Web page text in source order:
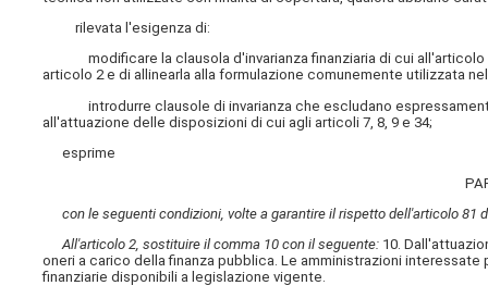
rilevata l'esigenza di:
modificare la clausola d'invarianza finanziaria di cui all'articolo
articolo 2 e di allinearla alla formulazione comunemente utilizzata
introdurre clausole di invarianza che escludano espressamente
all'attuazione delle disposizioni di cui agli articoli 7, 8, 9 e 34;
esprime
con le seguenti condizioni, volte a garantire il rispetto dell'articolo 81
All'articolo 2, sostituire il comma 10 con il seguente: 10.
oneri a carico della finanza pubblica. Le amministrazioni
finanziarie disponibili a legislazione vigente.